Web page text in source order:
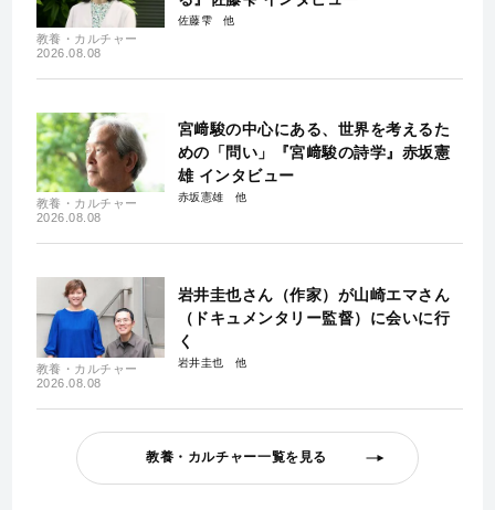
教養・カルチャー
2026.08.08
佐藤雫
教養・カルチャー
2026.08.08
宮﨑駿の中心にある、世界を考えるた
めの「問い」『宮﨑駿の詩学』赤坂憲
雄 インタビュー
赤坂憲雄
教養・カルチャー
2026.08.08
岩井圭也さん（作家）が山崎エマさん
（ドキュメンタリー監督）に会いに行
く
岩井圭也
教養・カルチャー一覧を見る